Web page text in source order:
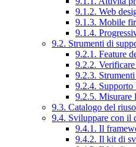
9.1.2. Web
9.1.3. Mobile
9.1.4.
9.2. Strumenti di
9.2.1. Feature
9.2.2.
9.2.3.
9.2.4. Supporto
9.2.5. Misurare
9.3. Catalogo del riuso
9.4. Sviluppare con il
9.4.1. Il
9.4.2. Il kit di